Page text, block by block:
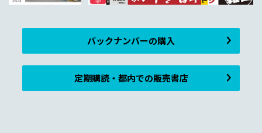
バックナンバーの購入
定期購読・都内での販売書店